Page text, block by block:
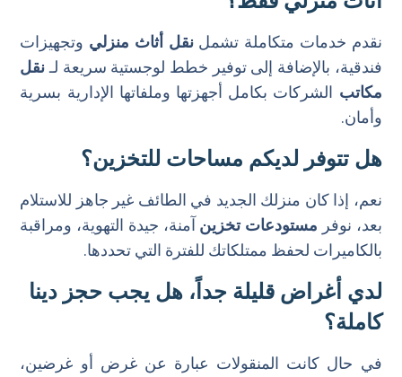
نقدم خدمات متكاملة تشملنقل أثاث منزلي وتجهيزات
فندقية، بالإضافة إلى توفير خطط لوجستية سريعة لـ نقل
مكاتب الشركات بكامل أجهزتها وملفاتها الإدارية بسرية
وأمان.
هل تتوفر لديكم مساحات للتخزين؟
نعم، إذا كان منزلك الجديد في الطائف غير جاهز للاستلام
بعد، نوفر مستودعات تخزين آمنة، جيدة التهوية، ومراقبة
بالكاميرات لحفظ ممتلكاتك للفترة التي تحددها.
لدي أغراض قليلة جداً، هل يجب حجز دينا
كاملة؟
في حال كانت المنقولات عبارة عن غرض أو غرضين،